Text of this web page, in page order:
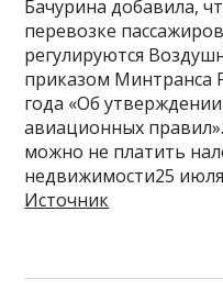
Бачурина добавила,
перевозке
регулируются
приказом Минтранса
года «Об
авиационных
можно не платить
недвижимости25
Источник